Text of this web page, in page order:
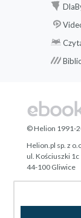
© Helion 1991-
Helion.pl sp. z
ul. Kościuszki 1c
44-100 Gliwice